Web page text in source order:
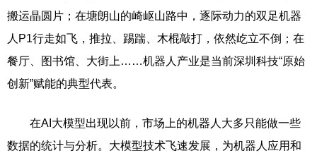
搬运晶圆片；在塘朗山的崎岖山路中，逐际动力的双足机器
人P1行走如飞，推拉、踢踹、木棍敲打，依然屹立不倒；在
餐厅、图书馆、大街上……机器人产业是当前深圳科技“原始
创新”赋能的典型代表。
在AI大模型出现以前，市场上的机器人大多只能做一些
数据的统计与分析。大模型技术飞速发展，为机器人应用和